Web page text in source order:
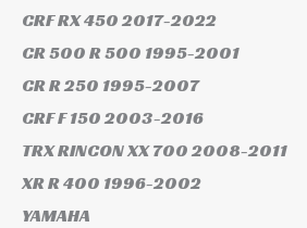
CRF RX 4502017-2022
CR 500 R 500 1995-2001
CR R 250 1995-2007
CRF F 1502003-2016
TRX RINCON XX 7002008-2011
XR R 400 1996-2002
YAMAHA